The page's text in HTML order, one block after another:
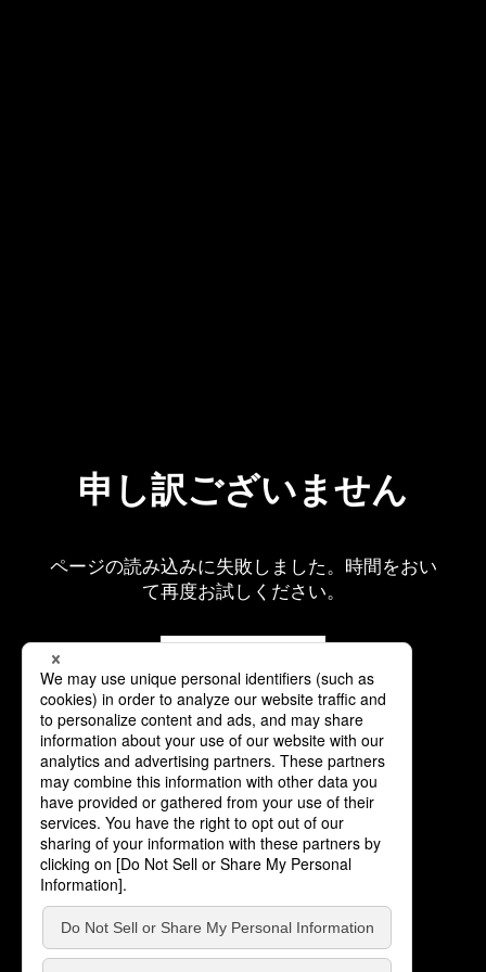
申し訳ございません
ページの読み込みに失敗しました。時間をおい
て再度お試しください。